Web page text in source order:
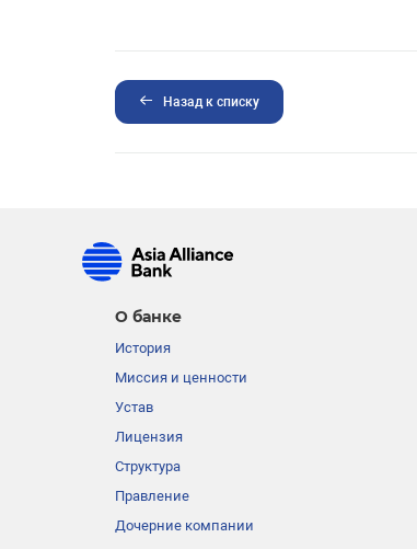
Назад к списку
О банке
История
Миссия и ценности
Устав
Лицензия
Структура
Правление
Дочерние компании